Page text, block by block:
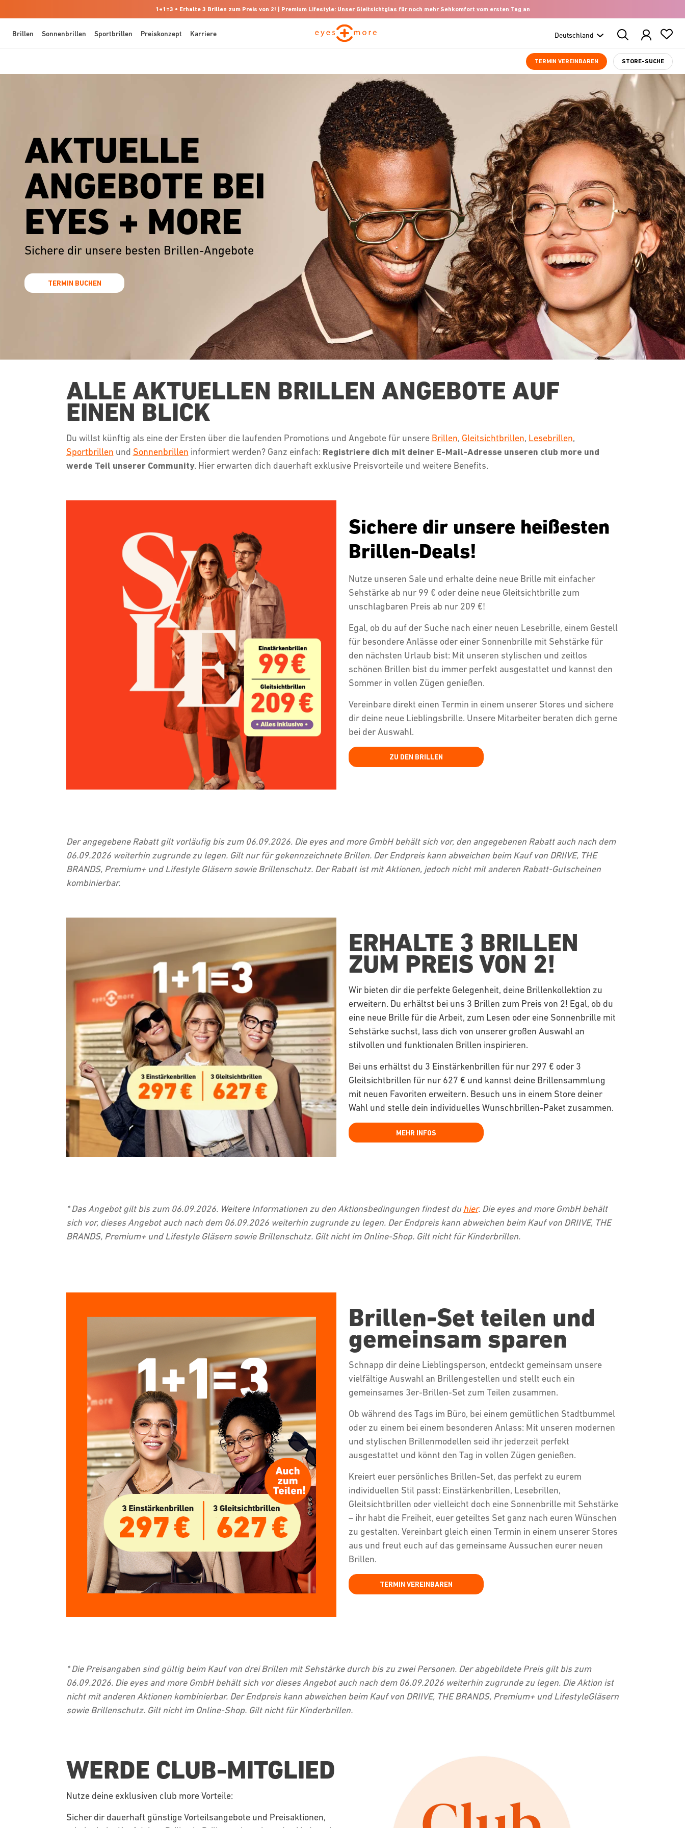
1+1=3 • Erhalte 3 Brillen zum Preis von 2! | Premium Lifestyle: Unser Gleitsichtglas für noch mehr Sehkomfort vom ersten Tag an
Brillen Sonnenbrillen Sportbrillen Preiskonzept Karriere
Search
Products
TERMIN VEREINBAREN STORE-SUCHE
AKTUELLE
ANGEBOTE BEI
EYES + MORE
Sichere dir unsere besten Brillen-Angebote
TERMIN BUCHEN
ALLE AKTUELLEN BRILLEN ANGEBOTE AUF
EINEN BLICK
Du willst künftig als eine der Ersten über die laufenden Promotions und Angebote für unsere Brillen, Gleitsichtbrillen, Lesebrillen,
Sportbrillen und Sonnenbrillen informiert werden? Ganz einfach: Registriere dich mit deiner E-Mail-Adresse unseren club more und
werde Teil unserer Community. Hier erwarten dich dauerhaft exklusive Preisvorteile und weitere Benefits.
Sichere dir unsere heißesten
Brillen-Deals!
Nutze unseren Sale und erhalte deine neue Brille mit einfacher
Sehstärke ab nur 99 € oder deine neue Gleitsichtbrille zum
unschlagbaren Preis ab nur 209 €!
Egal, ob du auf der Suche nach einer neuen Lesebrille, einem Gestell
für besondere Anlässe oder einer Sonnenbrille mit Sehstärke für
den nächsten Urlaub bist: Mit unseren stylischen und zeitlos
schönen Brillen bist du immer perfekt ausgestattet und kannst den
Sommer in vollen Zügen genießen.
Vereinbare direkt einen Termin in einem unserer Stores und sichere
dir deine neue Lieblingsbrille. Unsere Mitarbeiter beraten dich gerne
bei der Auswahl.
ZU DEN BRILLEN
Der angegebene Rabatt gilt vorläufig bis zum 06.09.2026. Die eyes and more GmbH behält sich vor, den angegebenen Rabatt auch nach dem
06.09.2026 weiterhin zugrunde zu legen. Gilt nur für gekennzeichnete Brillen. Der Endpreis kann abweichen beim Kauf von DRIIVE, THE
BRANDS, Premium+ und Lifestyle Gläsern sowie Brillenschutz. Der Rabatt ist mit Aktionen, jedoch nicht mit anderen Rabatt-Gutscheinen
kombinierbar.
ERHALTE 3 BRILLEN
ZUM PREIS VON 2!
Wir bieten dir die perfekte Gelegenheit, deine Brillenkollektion zu
erweitern. Du erhältst bei uns 3 Brillen zum Preis von 2! Egal, ob du
eine neue Brille für die Arbeit, zum Lesen oder eine Sonnenbrille mit
Sehstärke suchst, lass dich von unserer großen Auswahl an
stilvollen und funktionalen Brillen inspirieren.
Bei uns erhältst du 3 Einstärkenbrillen für nur 297 € oder 3
Gleitsichtbrillen für nur 627 € und kannst deine Brillensammlung
mit neuen Favoriten erweitern. Besuch uns in einem Store deiner
Wahl und stelle dein individuelles Wunschbrillen-Paket zusammen.
MEHR INFOS
* Das Angebot gilt bis zum 06.09.2026. Weitere Informationen zu den Aktionsbedingungen findest du hier. Die eyes and more GmbH behält
sich vor, dieses Angebot auch nach dem 06.09.2026 weiterhin zugrunde zu legen. Der Endpreis kann abweichen beim Kauf von DRIIVE, THE
BRANDS, Premium+ und Lifestyle Gläsern sowie Brillenschutz. Gilt nicht im Online-Shop. Gilt nicht für Kinderbrillen.
Brillen-Set teilen und
gemeinsam sparen
Schnapp dir deine Lieblingsperson, entdeckt gemeinsam unsere
vielfältige Auswahl an Brillengestellen und stellt euch ein
gemeinsames 3er-Brillen-Set zum Teilen zusammen.
Ob während des Tags im Büro, bei einem gemütlichen Stadtbummel
oder zu einem bei einem besonderen Anlass: Mit unseren modernen
und stylischen Brillenmodellen seid ihr jederzeit perfekt
ausgestattet und könnt den Tag in vollen Zügen genießen.
Kreiert euer persönliches Brillen-Set, das perfekt zu eurem
individuellen Stil passt: Einstärkenbrillen, Lesebrillen,
Gleitsichtbrillen oder vielleicht doch eine Sonnenbrille mit Sehstärke
– ihr habt die Freiheit, euer geteiltes Set ganz nach euren Wünschen
zu gestalten. Vereinbart gleich einen Termin in einem unserer Stores
aus und freut euch auf das gemeinsame Aussuchen eurer neuen
Brillen.
TERMIN VEREINBAREN
* Die Preisangaben sind gültig beim Kauf von drei Brillen mit Sehstärke durch bis zu zwei Personen. Der abgebildete Preis gilt bis zum
06.09.2026. Die eyes and more GmbH behält sich vor dieses Angebot auch nach dem 06.09.2026 weiterhin zugrunde zu legen. Die Aktion ist
nicht mit anderen Aktionen kombinierbar. Der Endpreis kann abweichen beim Kauf von DRIIVE, THE BRANDS, Premium+ und LifestyleGläsern
sowie Brillenschutz. Gilt nicht im Online-Shop. Gilt nicht für Kinderbrillen.
WERDE CLUB-MITGLIED
Nutze deine exklusiven club more Vorteile:
Sicher dir dauerhaft günstige Vorteilsangebote und Preisaktionen,